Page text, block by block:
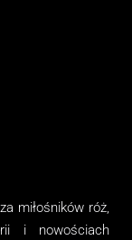
miłośników róż,
i nowościach